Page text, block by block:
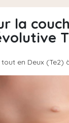
la
en Deux (Te2)